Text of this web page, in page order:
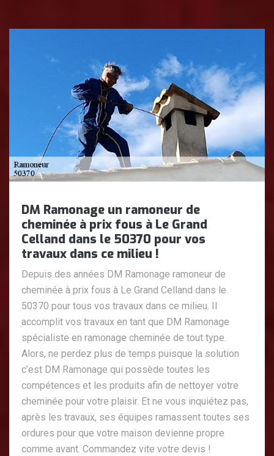
DM Ramonage un ramoneur de
cheminée à prix fous à Le Grand
Celland dans le 50370 pour vos
travaux dans ce milieu !
Depuis des années DM Ramonage ramoneur de
cheminée à prix fous à Le Grand Celland dans le
50370 pour tous vos travaux dans ce milieu. Il
accomplit vos travaux en tant que DM Ramonage
spécialiste en ramonage cheminée de tout type.
Alors, ne perdez plus de temps puisque la solution
c’est DM Ramonage qui possède toutes les
compétences et les produits afin de nettoyer votre
cheminée pour votre plaisir. Et ne vous inquiétez pas,
après les travaux, ses équipes ramassent toutes ses
ordures pour que votre maison devienne propre
comme avant. Commandez vite votre devis !